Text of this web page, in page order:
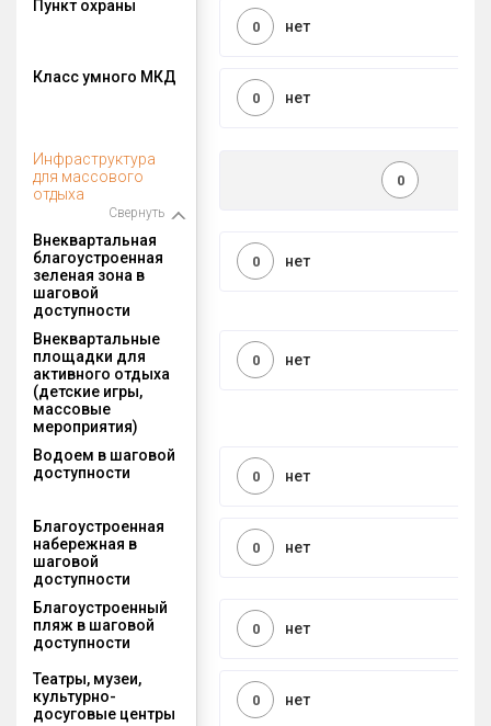
Пункт охраны
нет
0
Класс умного МКД
нет
0
Инфраструктура
для массового
отдыха
Свернуть
0
Внеквартальная
благоустроенная
зеленая зона в
шаговой
доступности
нет
0
Внеквартальные
площадки для
активного отдыха
(детские игры,
массовые
мероприятия)
нет
0
Водоем в шаговой
доступности
нет
0
Благоустроенная
набережная в
шаговой
доступности
нет
0
Благоустроенный
пляж в шаговой
доступности
нет
0
Театры, музеи,
культурно-
досуговые центры
нет
0